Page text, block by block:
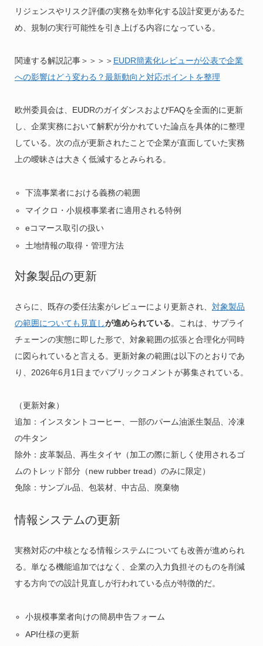
リジェンスやリスク評価の実務を効率化する設計変更があるた
め、規制の実行可能性を引き上げる内容になっている。
関連する解説記事＞＞＞＞ EUDR簡素化レビューが公表で企業
への影響はどう変わる？最新動向と対応ポイントを整理
欧州委員会は、EUDRのガイダンスおよびFAQを全面的に更新
し、企業実務において解釈が分かれていた論点を具体的に整理
している。次の点が更新されたことで企業が直面していた実務
上の曖昧さは大きく低減するとみられる。
下流事業者における義務の範囲
マイクロ・小規模事業者に適用される特例
eコマース取引の扱い
土地情報の取得・管理方法
対象製品の更新
さらに、既存の委任法案がレビューにより更新され、 対象製品
の範囲についても見直しが進められている。これは、サプライ
チェーンの実態に即した形で、対象範囲の拡張と合理化が同時
に図られていると言える。更新対象の範囲は以下のとおりであ
り、2026年6月1日までパブリックコメントが募集されている。
（更新対象）
追加：インスタントコーヒー、一部のパーム油派生製品、冷凍
の牛タン
除外：皮革製品、再生タイヤ（加工の際に新しく使用されるゴ
ムのトレッド部分（new rubber tread）のみに限定）
免除：サンプル品、包装材、中古品、廃棄物
情報システムの更新
実務対応の中核となる情報システムについても改善が進められ
る。単なる機能追加ではなく、企業の入力負担そのものを削減
する方向での設計見直しが行われている点が特徴的だ。
小規模事業者向けの簡易申告フォーム
API仕様の更新